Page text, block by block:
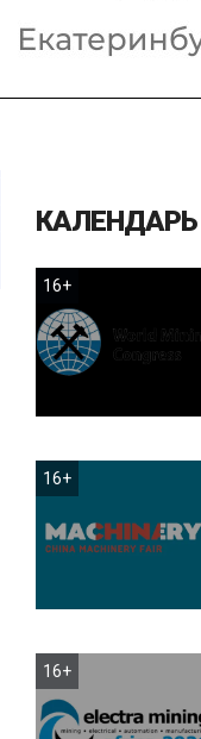
КАЛЕНДАРЬ
16+
16+
16+